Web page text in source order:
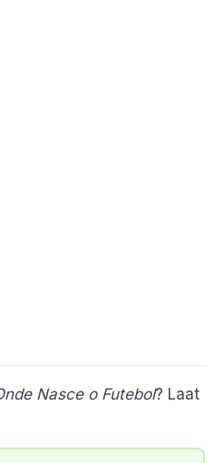
Nasce o Futebol? Laat